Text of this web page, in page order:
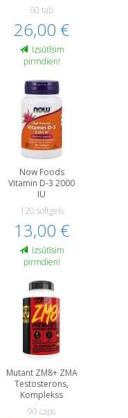
60 tab
26,00 €
Izsūtīsim
pirmdien!
Now Foods
Vitamin D-3 2000
IU
120 softgels
13,00 €
Izsūtīsim
pirmdien!
Mutant ZM8+ ZMA
Testosterons,
Komplekss
90 caps